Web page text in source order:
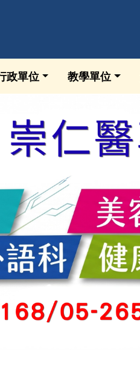
政單位 教學單位